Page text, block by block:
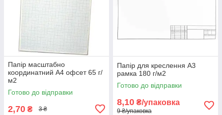
Папір масштабно
координатний А4 офсет 65 г/
м2
Готово до відправки
2,70 ₴ 3 ₴
Папір для креслення А3
рамка 180 г/м2
Готово до відправки
8,10 ₴/упаковка
9 ₴/упаковка